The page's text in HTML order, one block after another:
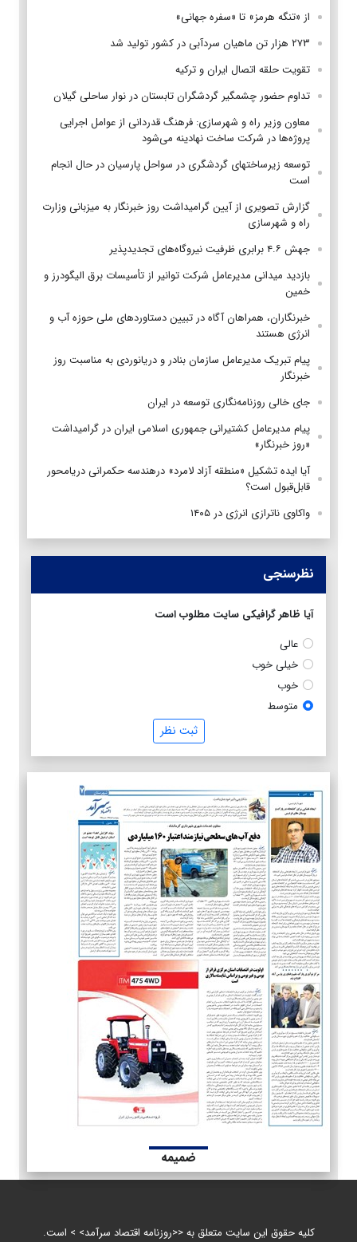
از «تنگه هرمز» تا «سفره جهانی»
۲۷۳ هزار تن ماهیان سردآبی در کشور تولید شد
تقویت حلقه اتصال ایران و ترکیه
تداوم حضور چشمگیر گردشگران تابستان در نوار ساحلی گیلان
معاون وزیر راه و شهرسازی: فرهنگ قدردانی از عوامل اجرایی
پروژه‌ها در شرکت ساخت نهادینه می‌شود
توسعه زیرساختهای گردشگری در سواحل پارسیان در حال انجام
است
گزارش تصویری از آیین گرامیداشت روز خبرنگار به میزبانی وزارت
راه و شهرسازی
جهش ۴.۶ برابری ظرفیت نیروگاه‌های تجدیدپذیر
بازدید میدانی مدیرعامل شرکت توانیر از تأسیسات برق الیگودرز و
خمین
خبرنگاران، همراهان آگاه در تبیین دستاوردهای ملی حوزه آب و
انرژی هستند
پیام تبریک مدیرعامل سازمان بنادر و دریانوردی به مناسبت روز
خبرنگار
جای خالی روزنامه‌نگاری توسعه در ایران
پیام مدیرعامل کشتیرانی جمهوری اسلامی ایران در گرامیداشت
«روز خبرنگار»
آیا ایده تشکیل «منطقه آزاد لامرد» درهندسه حکمرانی دریامحور
قابل‌قبول است؟
واکاوی ناترازی انرژی در ۱۴۰۵
نظرسنجی
آیا ظاهر گرافیکی سایت مطلوب است
عالی
خیلی خوب
خوب
متوسط
ثبت نظر
ضمیمه
کلیه حقوق این سایت متعلق به <<روزنامه اقتصاد سرآمد> > است.